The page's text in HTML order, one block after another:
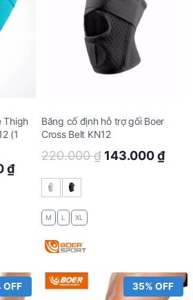
Thigh
(1
₫Current
260.000 ₫.
Băng cố định hỗ trợ gối Boer
Cross Belt KN12
220.000₫ Original
143.000₫
M L XL
OFF 35% OFF